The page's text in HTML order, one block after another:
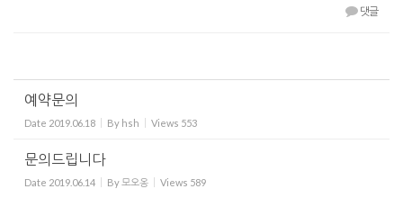
댓글
예약문의
Date 2019.06.18 By hsh Views 553
문의드립니다
Date 2019.06.14 By 모오옹 Views 589